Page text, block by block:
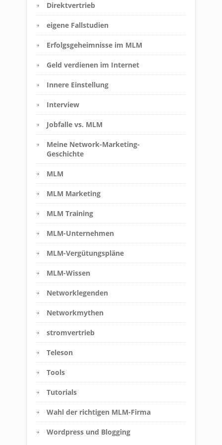
Direktvertrieb
eigene Fallstudien
Erfolgsgeheimnisse im MLM
Geld verdienen im Internet
Innere Einstellung
Interview
Jobfalle vs. MLM
Meine Network-Marketing-
Geschichte
MLM
MLM Marketing
MLM Training
MLM-Unternehmen
MLM-Vergütungspläne
MLM-Wissen
Networklegenden
Networkmythen
stromvertrieb
Teleson
Tools
Tutorials
Wahl der richtigen MLM-Firma
Wordpress und Blogging